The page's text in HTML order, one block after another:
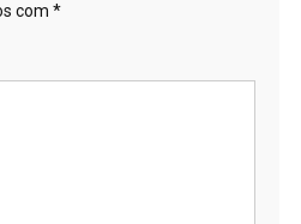
com *